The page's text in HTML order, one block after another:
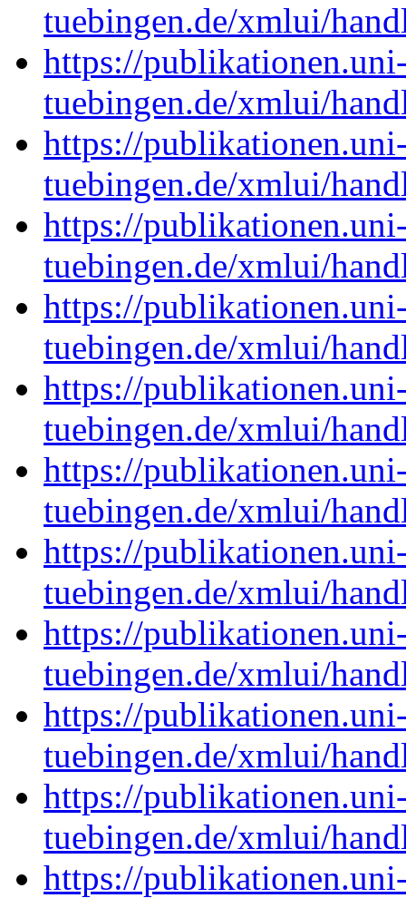
tuebingen.de/xmlui/
https://
tuebingen.de/xmlui/
https://
tuebingen.de/xmlui/
https://
tuebingen.de/xmlui/
https://
tuebingen.de/xmlui/
https://
tuebingen.de/xmlui/
https://
tuebingen.de/xmlui/
https://
tuebingen.de/xmlui/
https://
tuebingen.de/xmlui/
https://
tuebingen.de/xmlui/
https://
tuebingen.de/xmlui/
https://